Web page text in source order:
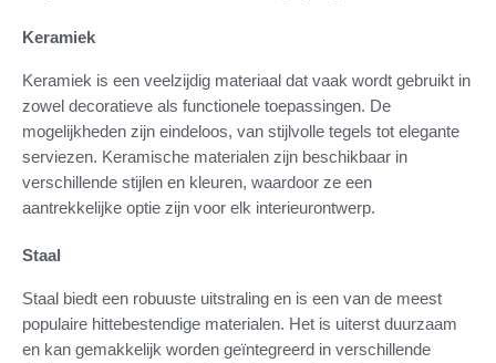
Keramiek
Keramiek is een veelzijdig materiaal dat vaak wordt gebruikt in
zowel decoratieve als functionele toepassingen. De
mogelijkheden zijn eindeloos, van stijlvolle tegels tot elegante
serviezen. Keramische materialen zijn beschikbaar in
verschillende stijlen en kleuren, waardoor ze een
aantrekkelijke optie zijn voor elk interieurontwerp.
Staal
Staal biedt een robuuste uitstraling en is een van de meest
populaire hittebestendige materialen. Het is uiterst duurzaam
en kan gemakkelijk worden geïntegreerd in verschillende